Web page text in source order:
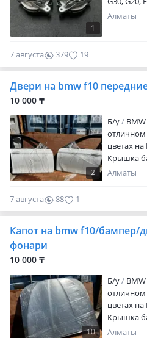
Гарантия
вариант
Turbo
вернуть
1
Алматы
7 августа 379 19
Двери на bmw f10
10 000 ₸
2
Б/y
отличном
цветах
Крышка
Просьба
Алматы
7 августа 88 1
Капот на bmw f10/бампер/
фонари
10 000 ₸
10
Б/y
отличном
цветах
Крышка
уточнять
Алматы